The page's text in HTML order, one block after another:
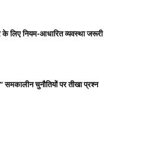
के लिए नियम-आधारित व्यवस्था जरूरी
चुनौतियों पर तीखा प्रश्न